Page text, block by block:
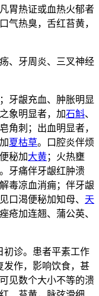
胃热证或血热火郁者
气热臭，舌红苔黄，
、牙周炎、三叉神经
；牙龈充血、肿胀明显
象明显者，加石斛、
角刺；出血明显者，
夏枯草。口腔炎伴烦
秘加大黄；火热壅
。牙痛伴牙龈红肿溃
毒凉血消痈；伴牙龈
口渴便秘加知母、 天
疮加连翘、蒲公英、
初诊。患者平素工作
发作，影响饮食，甚
见数个大小不等的溃